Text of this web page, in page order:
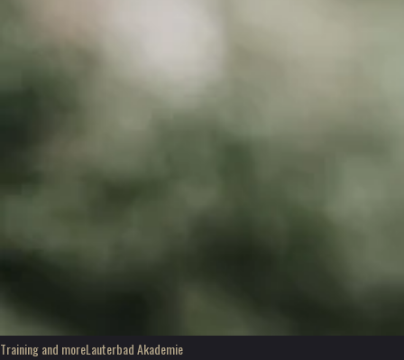
Training and moreLauterbad Akademie